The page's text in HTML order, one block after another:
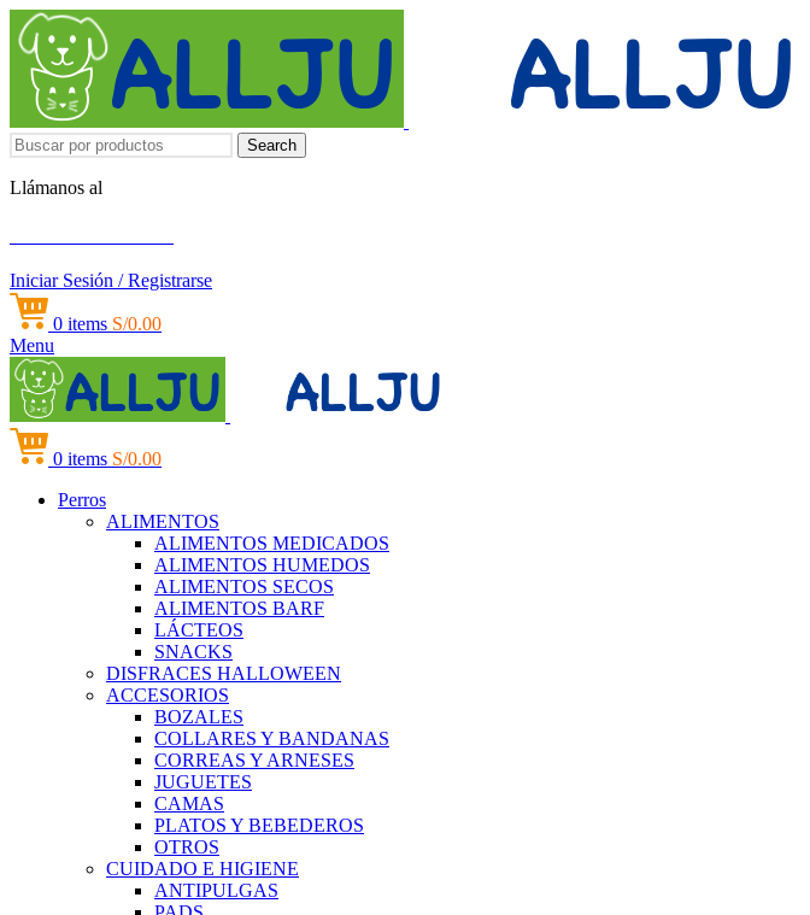
Search
Llámanos al
Iniciar Sesión / Registrarse
0 items S/0.00
Menu
0 items S/0.00
Perros
ALIMENTOS
ALIMENTOS MEDICADOS
ALIMENTOS HUMEDOS
ALIMENTOS SECOS
ALIMENTOS BARF
LÁCTEOS
SNACKS
DISFRACES HALLOWEEN
ACCESORIOS
BOZALES
COLLARES Y BANDANAS
CORREAS Y ARNESES
JUGUETES
CAMAS
PLATOS Y BEBEDEROS
OTROS
CUIDADO E HIGIENE
ANTIPULGAS